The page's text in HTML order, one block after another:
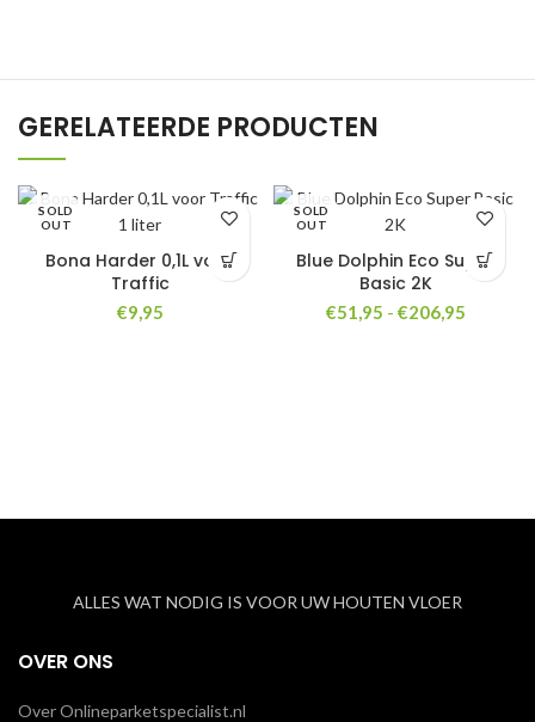
GERELATEERDE PRODUCTEN
SOLD
OUT
Bona Harder 0,1L voor
Traffic
€9,95
SOLD
OUT
Blue Dolphin Eco Super
Basic 2K
€51,95 - €206,95
ALLES WAT NODIG IS VOOR UW HOUTEN VLOER
OVER ONS
Over Onlineparketspecialist.nl